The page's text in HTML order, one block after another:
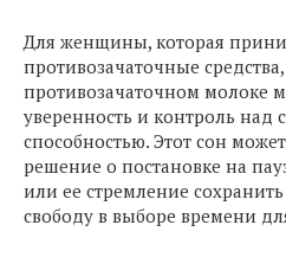
Для женщины, которая
противозачаточные
противозачаточном молоке
уверенность и контроль над
способностью. Этот сон
решение о постановке на
или ее стремление
свободу в выборе времени